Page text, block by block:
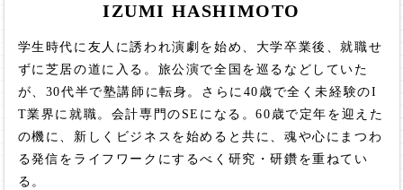
IZUMI HASHIMOTO
学生時代に友人に誘われ演劇を始め、大学卒業後、就職せ
ずに芝居の道に入る。旅公演で全国を巡るなどしていた
が、30代半で塾講師に転身。さらに40歳で全く未経験のI
T業界に就職。会計専門のSEになる。60歳で定年を迎えた
の機に、新しくビジネスを始めると共に、魂や心にまつわ
る発信をライフワークにするべく研究・研鑽を重ねてい
る。